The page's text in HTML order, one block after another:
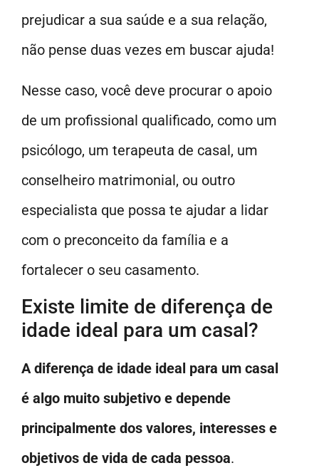
prejudicar a sua saúde e a sua relação,
não pense duas vezes em buscar ajuda!
Nesse caso, você deve procurar o apoio
de um profissional qualificado, como um
psicólogo, um terapeuta de casal, um
conselheiro matrimonial, ou outro
especialista que possa te ajudar a lidar
com o preconceito da família e a
fortalecer o seu casamento.
Existe limite de diferença de
idade ideal para um casal?
A diferença de idade ideal para um casal
é algo muito subjetivo e depende
principalmente dos valores, interesses e
objetivos de vida de cada pessoa.